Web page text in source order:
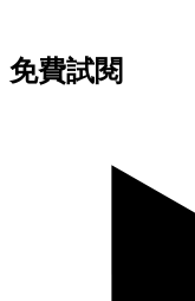
免費試閱